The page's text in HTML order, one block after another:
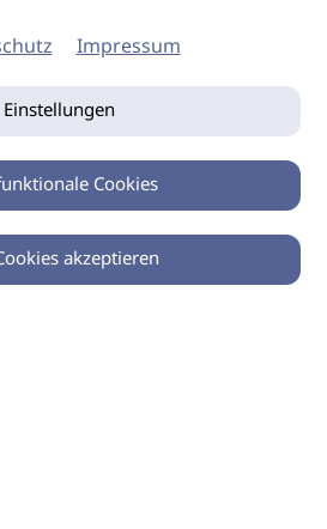
0
Impressum
Einstellungen
Cookies
akzeptieren